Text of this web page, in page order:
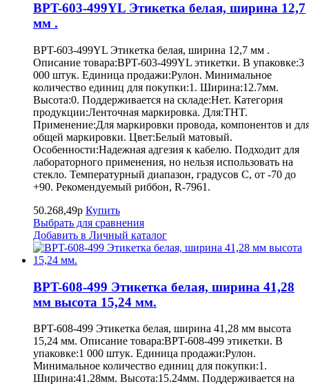
BPT-603-499YL Этикетка белая, ширина 12,7
мм .
BPT-603-499YL Этикетка белая, ширина 12,7 мм .
Описание товара:BPT-603-499YL этикетки. В упаковке:3
000 штук. Единица продажи:Рулон. Минимальное
количество единиц для покупки:1. Ширина:12.7мм.
Высота:0. Поддерживается на складе:Нет. Категория
продукции:Ленточная маркировка. Для:THT.
Применение:Для маркировки провода, компонентов и
общей маркировки. Цвет:Белый матовый.
Особенности:Надежная адгезия к кабелю. Подходит для
лабораторного применения, но нельзя использовать на
стекло. Температурный диапазон, градусов С, от -70 до
+90. Рекомендуемый риббон, R-7961.
50.268,49р Купить
Выбрать для сравнения
Добавить в Личный каталог
BPT-608-499 Этикетка белая, ширина 41,28
мм высота 15,24 мм.
BPT-608-499 Этикетка белая, ширина 41,28 мм высота
15,24 мм. Описание товара:BPT-608-499 этикетки. В
упаковке:1 000 штук. Единица продажи:Рулон.
Минимальное количество единиц для покупки:1.
Ширина:41.28мм. Высота:15.24мм. Поддерживается на